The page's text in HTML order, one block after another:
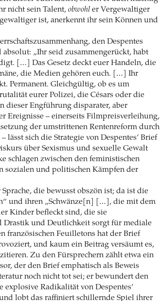
nicht sein Talent, obwohler Vergewaltiger
ist, anerkennt ihr sein Können und
den Despentes
„Ihr seid zusammengerückt, habt
[…] Das Gesetz deckt euer Handeln, die
die Medien gehören euch. […] Ihr
Permanent. Gleichgültig, ob es um
eurer Polizei, die Césars oder die
dieser Engführung disparater, aber
Ereignisse – einerseits Filmpreisverleihung,
der umstrittenen Rentenreform durch
lässt sich die Strategie von Despentes’ Brief
über Sexismus und sexuelle Gewalt
schlagen zwischen den feministischen
sozialen und politischen Kämpfen der
die bewusst obszön ist; da ist die
und ihren „Schwänze[n] […], die mit dem
Kinder befleckt sind, die sie
Drastik und Deutlichkeit sorgt für mediale
französischen Feuilletons hat der Brief
und kaum ein Beitrag versäumt es,
Zu den Fürsprechern zählt etwa ein
der den Brief emphatisch als Beweis
noch nicht tot sei; er bewundert den
explosive Radikalität von Despentes’
lobt das raffiniert schillernde Spiel ihrer